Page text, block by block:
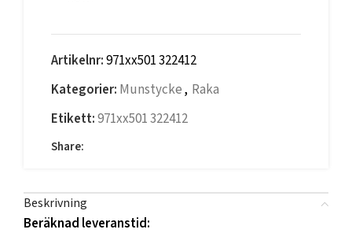
Artikelnr:971xx501 322412
Kategorier: Munstycke, Raka
Etikett:971xx501 322412
Share:
Beskrivning
Beräknad leveranstid: